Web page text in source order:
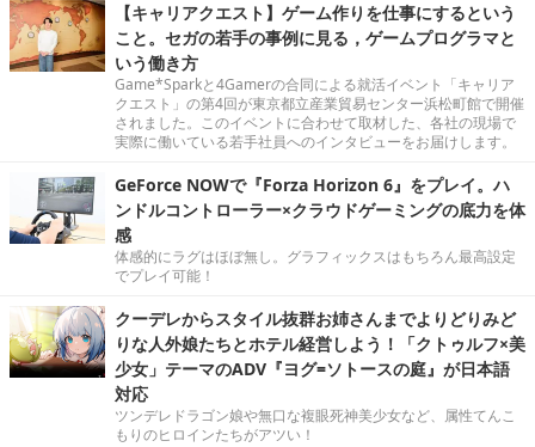
【キャリアクエスト】ゲーム作りを仕事にするという
こと。セガの若手の事例に見る，ゲームプログラマと
いう働き方
Game*Sparkと4Gamerの合同による就活イベント「キャリア
クエスト」の第4回が東京都立産業貿易センター浜松町館で開催
されました。このイベントに合わせて取材した、各社の現場で
実際に働いている若手社員へのインタビューをお届けします。
GeForce NOWで『Forza Horizon 6』をプレイ。ハ
ンドルコントローラー×クラウドゲーミングの底力を体
感
体感的にラグはほぼ無し。グラフィックスはもちろん最高設定
でプレイ可能！
クーデレからスタイル抜群お姉さんまでよりどりみど
りな人外娘たちとホテル経営しよう！「クトゥルフ×美
少女」テーマのADV『ヨグ=ソトースの庭』が日本語
対応
ツンデレドラゴン娘や無口な複眼死神美少女など、属性てんこ
もりのヒロインたちがアツい！